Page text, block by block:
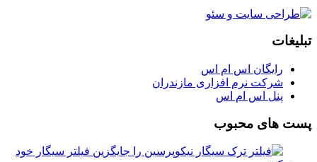
تبلیغات
رایگان اس ام اس
شرکت نرم افزاری مازندران
پنل اس ام اس
پست های محبوب